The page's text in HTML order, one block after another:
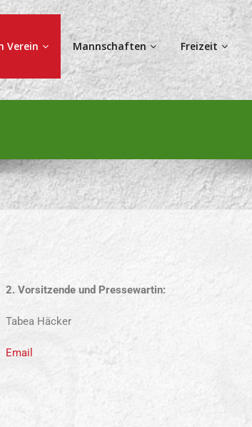
Verein Mannschaften Freizeit
2. Vorsitzende und Pressewartin:
Tabea Häcker
Email